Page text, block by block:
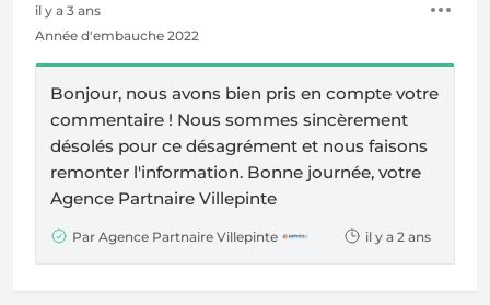
il y a 3 ans
Année d'embauche 2022
Bonjour, nous avons bien pris en compte votre
commentaire ! Nous sommes sincèrement
désolés pour ce désagrément et nous faisons
remonter l'information. Bonne journée, votre
Agence Partnaire Villepinte
Par Agence Partnaire Villepinte il y a 2 ans